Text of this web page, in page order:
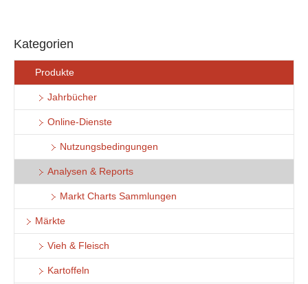
Kategorien
Produkte
Jahrbücher
Online-Dienste
Nutzungsbedingungen
Analysen & Reports
Markt Charts Sammlungen
Märkte
Vieh & Fleisch
Kartoffeln